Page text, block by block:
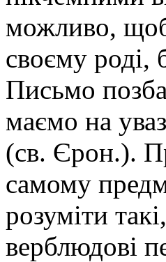
можливо, щоб
своєму
Письмо
маємо на
(св. Єрон.).
самому
розуміти
верблюдові